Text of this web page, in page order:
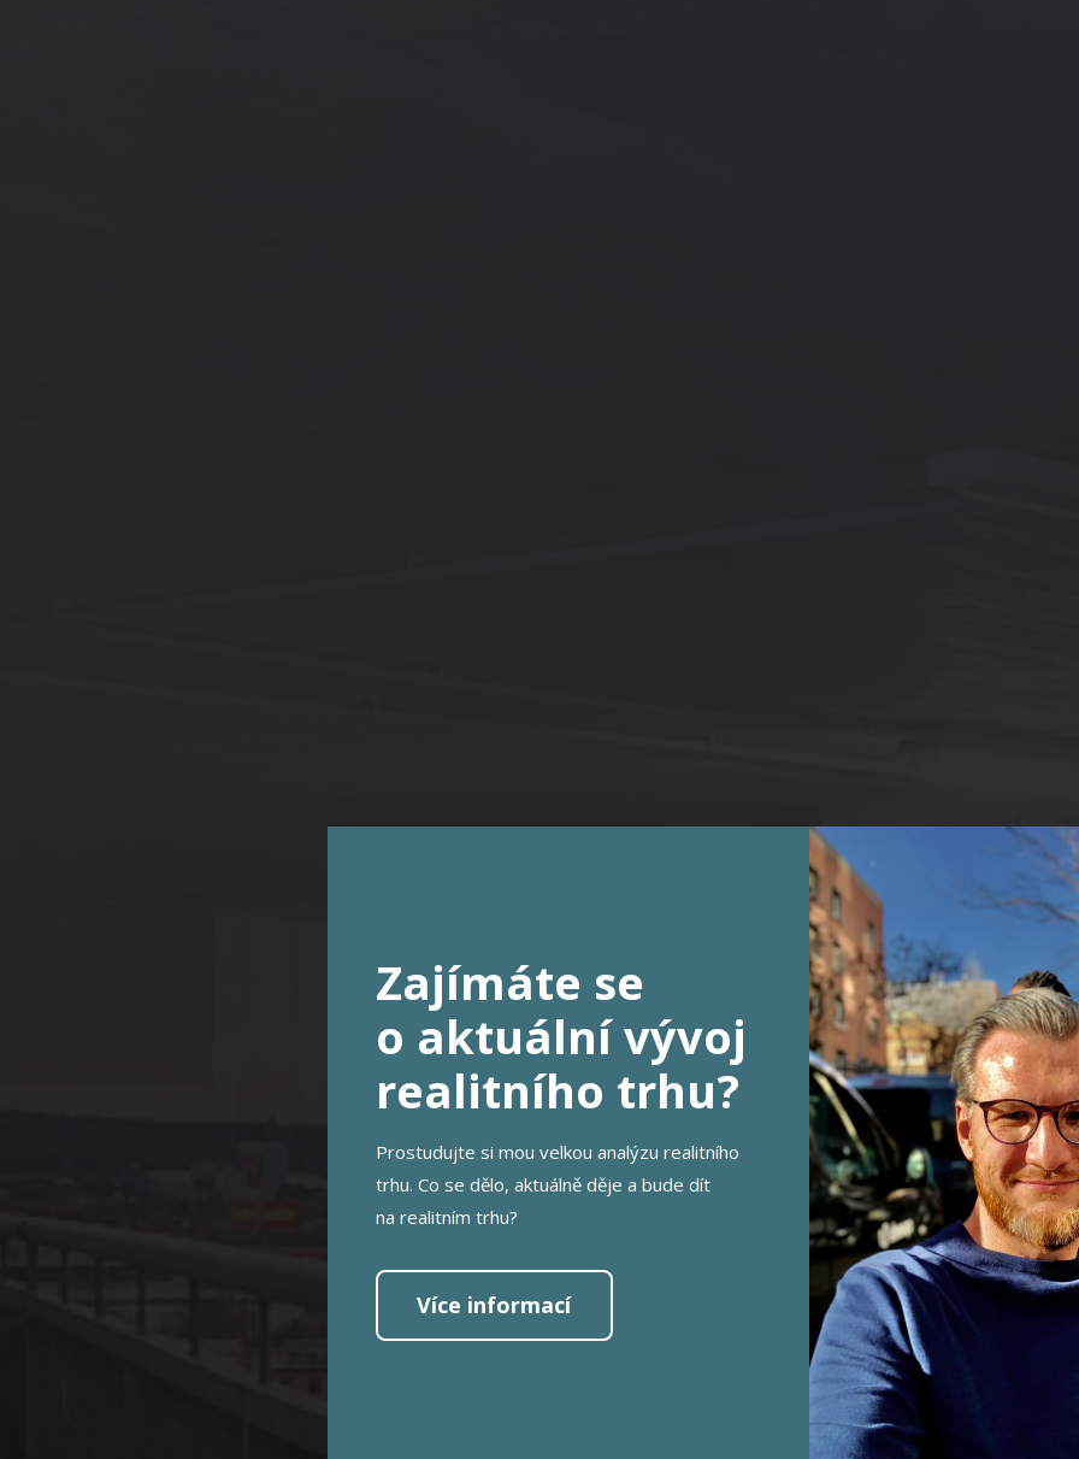
Byt 2+kk / Terasa / Garáž.
PRODÁNO
PPRAHA 10 -
výměra bytu 43 m2 + terasa 8 m2
Novobohdalecká 1484/18, Praha 10 -
MÁM ZÁJEM O PROHLÍDKU tel.: 602
Zajímáte se
o aktuální vývoj
realitního trhu?
Prostudujte si mou velkou analýzu realitního
trhu. Co se dělo, aktuálně děje a bude dít
na realitním trhu?
Více informací